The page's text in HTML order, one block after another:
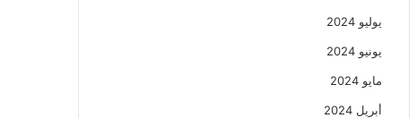
يوليو 2024
يونيو 2024
مايو 2024
أبريل 2024